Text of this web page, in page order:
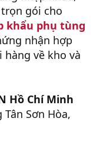
gói cho
khẩu phụ tùng
nhận hợp
về kho và
Hồ Chí Minh
Sơn Hòa,